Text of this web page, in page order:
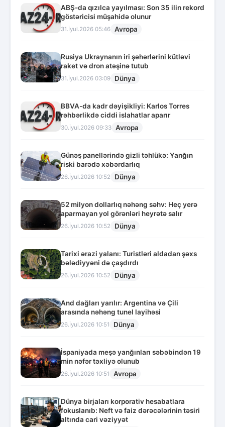
ABŞ-da qızılca yayılması: Son 35 ilin rekord
göstəricisi müşahidə olunur
31.İyul.2026 05:46 Avropa
Rusiya Ukraynanın iri şəhərlərini kütləvi
raket və dron atəşinə tutub
31.İyul.2026 03:09 Dünya
BBVA-da kadr dəyişikliyi: Karlos Torres
rəhbərlikdə ciddi islahatlar aparır
30.İyul.2026 09:33 Avropa
Günəş panellərində gizli təhlükə: Yanğın
riski barədə xəbərdarlıq
26.İyul.2026 10:52 Dünya
52 milyon dollarlıq nəhəng səhv: Heç yerə
aparmayan yol görənləri heyrətə salır
26.İyul.2026 10:52 Dünya
Tarixi ərazi yalanı: Turistləri aldadan şəxs
bələdiyyəni də çaşdırdı
26.İyul.2026 10:52 Dünya
And dağları yarılır: Argentina və Çili
arasında nəhəng tunel layihəsi
26.İyul.2026 10:51 Dünya
İspaniyada meşə yanğınları səbəbindən 19
min nəfər təxliyə olunub
26.İyul.2026 10:51 Avropa
Dünya birjaları korporativ hesabatlara
fokuslanıb: Neft və faiz dərəcələrinin təsiri
altında cari vəziyyət